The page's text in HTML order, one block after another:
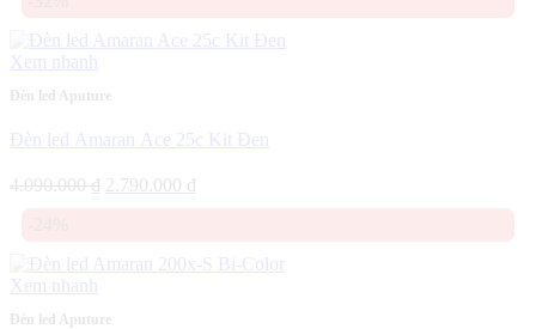
1.590.000 ₫.
Xem nhanh
Đèn led Aputure
Đèn led Amaran Ace 25c Kit Đen
4.090.000₫
Giá
2.790.000 ₫
2.790.000 ₫.
Xem nhanh
Đèn led Aputure